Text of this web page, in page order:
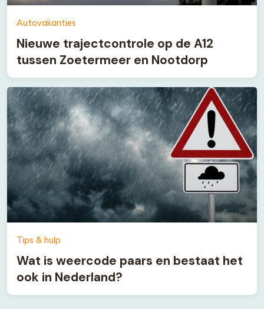
Autovakanties
Nieuwe trajectcontrole op de A12
tussen Zoetermeer en Nootdorp
Tips & hulp
Wat is weercode paars en bestaat het
ook in Nederland?